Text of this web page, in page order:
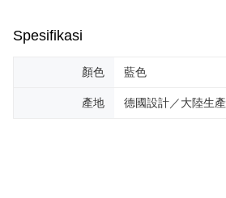
Spesifikasi
顏色 藍色
產地 德國設計／大陸生產